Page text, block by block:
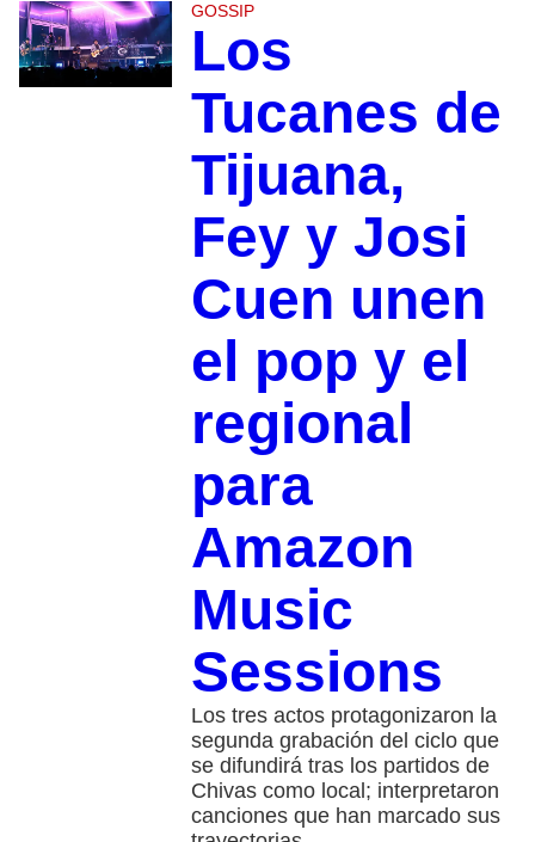
GOSSIP
Los
Tucanes de
Tijuana,
Fey y Josi
Cuen unen
el pop y el
regional
para
Amazon
Music
Sessions
Los tres actos protagonizaron la
segunda grabación del ciclo que
se difundirá tras los partidos de
Chivas como local; interpretaron
canciones que han marcado sus